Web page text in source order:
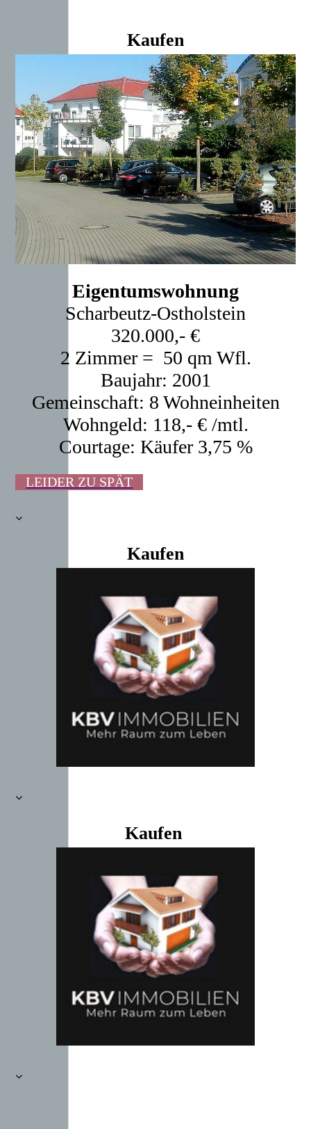
Kaufen
Eigentumswohnung
Scharbeutz-Ostholstein
320.000,- €
2 Zimmer = 50 qm Wfl.
Baujahr: 2001
Gemeinschaft: 8 Wohneinheiten
Wohngeld: 118,- € /mtl.
Courtage: Käufer 3,75 %
LEIDER ZU SPÄT
Kaufen
Kaufen